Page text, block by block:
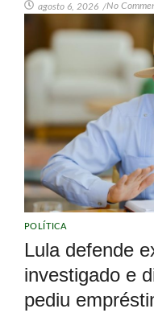
agosto 6, 2026 /No
POLÍTICA
Lula defende
investigado e
pediu